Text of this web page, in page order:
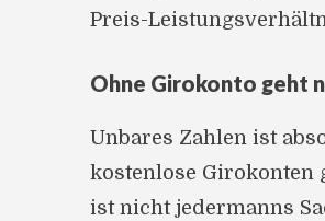
Preis-
Ohne Girokonto geht
Unbares Zahlen ist
kostenlose Girokonten
ist nicht jedermanns